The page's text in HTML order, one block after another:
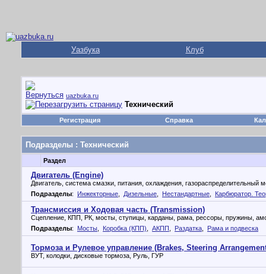
Уазбука Клуб
uazbuka.ru
Технический
Регистрация Справка
Подразделы : Технический
Раздел
Двигатель (Engine)
Двигатель, система смазки, питания, охлаждения, газораспределительный
Подразделы: Инжекторные Дизельные Нестандартные Карбюратор.
Трансмиссия и Ходовая часть (Transmission)
Сцепление, КПП, РК, мосты, ступицы, карданы, рама, рессоры, пружины,
Подразделы: Мосты Коробка (КПП) АКПП Раздатка Рама и подвеска
Тормоза и Рулевое управление (Brakes, Steering
ВУТ, колодки, дисковые тормоза, Руль, ГУР